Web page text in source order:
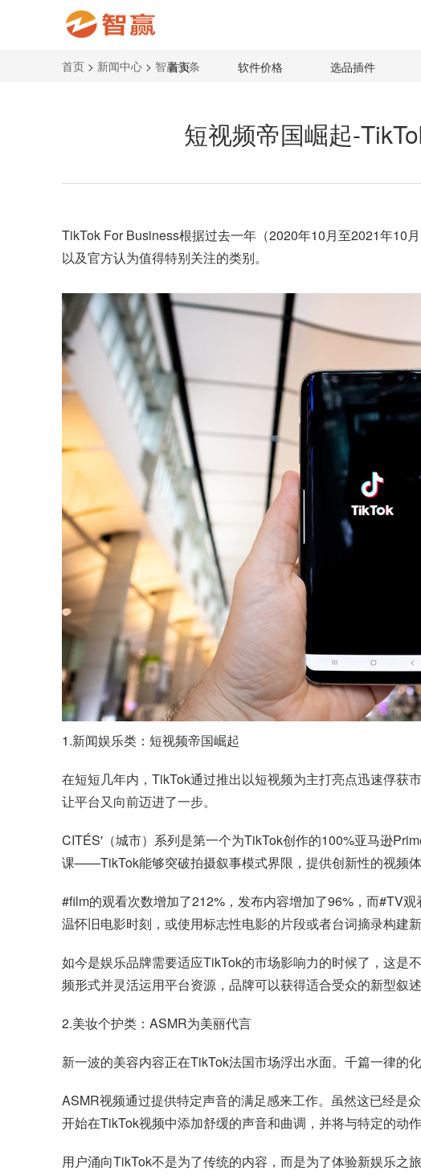
首页 软件价格 选品插件
首页 > 新闻中心 > 智赢头条
短视频帝国崛起-
TikTok For Business根据过去一年（2020年10月至2021年10
以及官方认为值得特别关注的类别。
1.新闻娱乐类：短视频帝国崛起
在短短几年内，TikTok通过推出以短视频为主打亮点迅速俘获
让平台又向前迈进了一步。
CITÉS'（城市）系列是第一个为TikTok创作的100%亚马逊
课——TikTok能够突破拍摄叙事模式界限，提供创新性的视频体
#film的观看次数增加了212%，发布内容增加了96%，而#TV
温怀旧电影时刻，或使用标志性电影的片段或者台词摘录构
如今是娱乐品牌需要适应TikTok的市场影响力的时候了，这是
频形式并灵活运用平台资源，品牌可以获得适合受众的新型叙
2.美妆个护类：ASMR为美丽代言
新一波的美容内容正在TikTok法国市场浮出水面。千篇一律
ASMR视频通过提供特定声音的满足感来工作。虽然这已经是
开始在TikTok视频中添加舒缓的声音和曲调，并将与特定的动作
用户涌向TikTok不是为了传统的内容，而是为了体验新娱乐